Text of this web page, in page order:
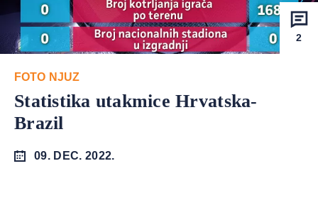
2
FOTO NJUZ
Statistika utakmice Hrvatska-
Brazil
09. DEC. 2022.